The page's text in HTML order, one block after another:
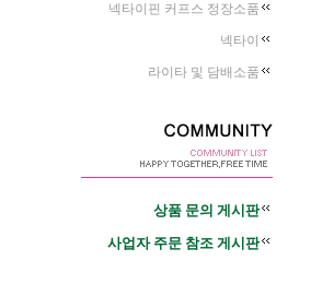
넥타이핀 커프스 정장소품
넥타이
라이타 및 담배소품
상품 문의 게시판
사업자 주문 참조 게시판